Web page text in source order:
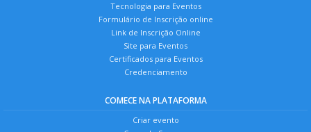
Tecnologia para Eventos
Formulário de Inscrição online
Link de Inscrição Online
Site para Eventos
Certificados para Eventos
Credenciamento
COMECE NA PLATAFORMA
Criar evento